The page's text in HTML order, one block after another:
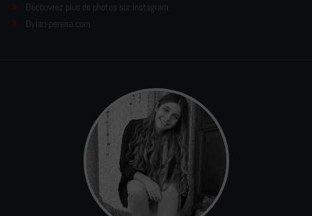
Découvrez plus de photos sur Instagram
Dylan-pereira.com